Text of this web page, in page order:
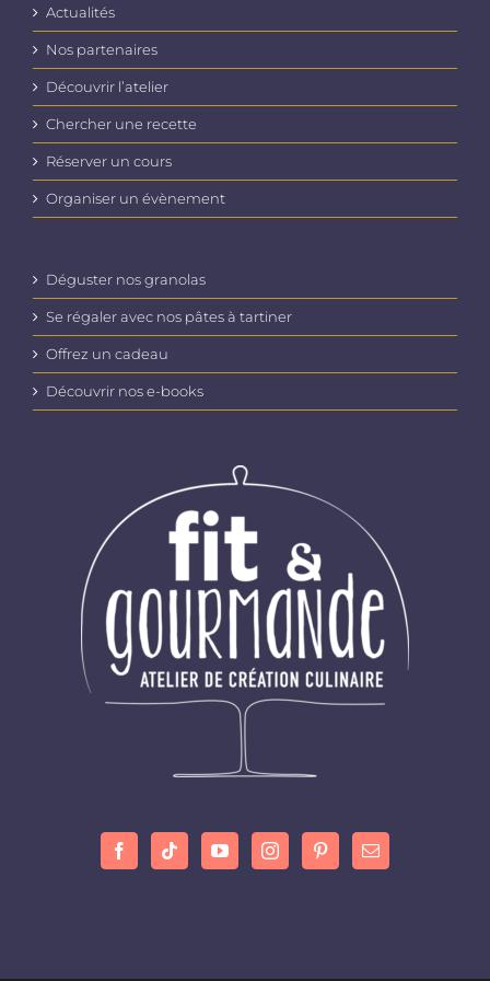
Actualités
Nos partenaires
Découvrir l’atelier
Chercher une recette
Réserver un cours
Organiser un évènement
Déguster nos granolas
Se régaler avec nos pâtes à tartiner
Offrez un cadeau
Découvrir nos e-books